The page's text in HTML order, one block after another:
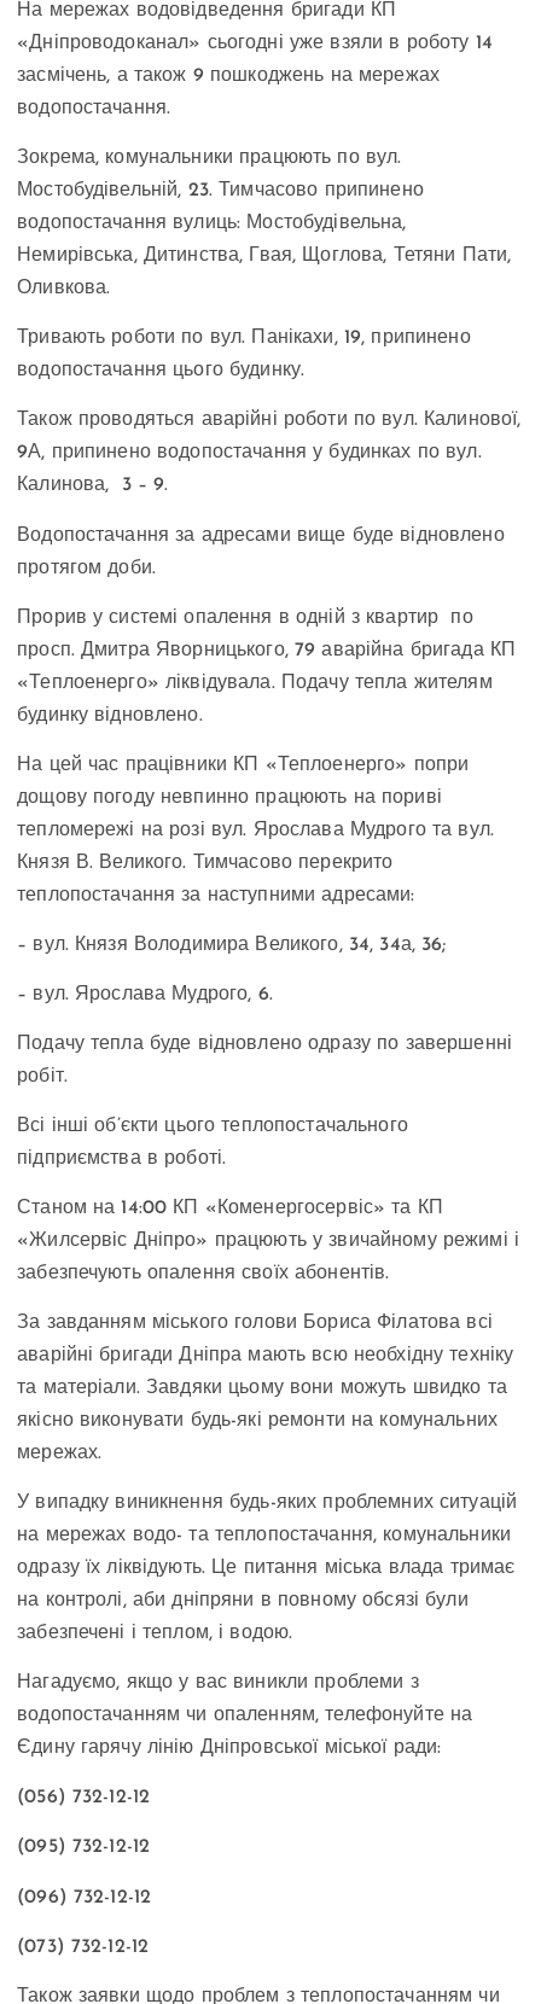
На мережах водовідведення бригади КП
«Дніпроводоканал» сьогодні уже взяли в роботу 14
засмічень, а також 9 пошкоджень на мережах
водопостачання.
Зокрема, комунальники працюють по вул.
Мостобудівельній, 23. Тимчасово припинено
водопостачання вулиць: Мостобудівельна,
Немирівська, Дитинства, Гвая, Щоглова, Тетяни Пати,
Оливкова.
Тривають роботи по вул. Панікахи, 19, припинено
водопостачання цього будинку.
Також проводяться аварійні роботи по вул. Калинової,
9А, припинено водопостачання у будинках по вул.
Калинова, 3 – 9.
Водопостачання за адресами вище буде відновлено
протягом доби.
Прорив у системі опалення в одній з квартир по
просп. Дмитра Яворницького, 79 аварійна бригада КП
«Теплоенерго» ліквідувала. Подачу тепла жителям
будинку відновлено.
На цей час працівники КП «Теплоенерго» попри
дощову погоду невпинно працюють на пориві
тепломережі на розі вул. Ярослава Мудрого та вул.
Князя В. Великого. Тимчасово перекрито
теплопостачання за наступними адресами:
– вул. Князя Володимира Великого, 34, 34а, 36;
– вул. Ярослава Мудрого, 6.
Подачу тепла буде відновлено одразу по завершенні
робіт.
Всі інші об’єкти цього теплопостачального
підприємства в роботі.
Станом на 14:00 КП «Коменергосервіс» та КП
«Жилсервіс Дніпро» працюють у звичайному режимі і
забезпечують опалення своїх абонентів.
За завданням міського голови Бориса Філатова всі
аварійні бригади Дніпра мають всю необхідну техніку
та матеріали. Завдяки цьому вони можуть швидко та
якісно виконувати будь-які ремонти на комунальних
мережах.
У випадку виникнення будь-яких проблемних ситуацій
на мережах водо- та теплопостачання, комунальники
одразу їх ліквідують. Це питання міська влада тримає
на контролі, аби дніпряни в повному обсязі були
забезпечені і теплом, і водою.
Нагадуємо, якщо у вас виникли проблеми з
водопостачанням чи опаленням, телефонуйте на
Єдину гарячу лінію Дніпровської міської ради:
(056) 732-12-12
(095) 732-12-12
(096) 732-12-12
(073) 732-12-12
Також заявки щодо проблем з теплопостачанням чи